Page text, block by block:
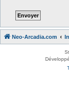
Neo-Arcadia.com